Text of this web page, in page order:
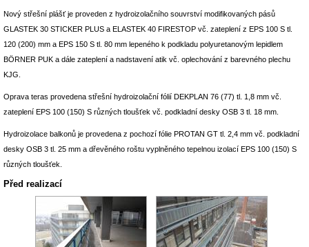
Nový střešní plášť je proveden z hydroizolačního souvrství modifikovaných pásů
GLASTEK 30 STICKER PLUS a ELASTEK 40 FIRESTOP vč. zateplení z EPS 100 S tl.
120 (200) mm a EPS 150 S tl. 80 mm lepeného k podkladu polyuretanovým lepidlem
BÖRNER PUK a dále zateplení a nadstavení atik vč. oplechování z barevného plechu
KJG.
Oprava teras provedena střešní hydroizolační fólií DEKPLAN 76 (77) tl. 1,8 mm vč.
zateplení EPS 100 (150) S různých tloušťek vč. podkladní desky OSB 3 tl. 18 mm.
Hydroizolace balkonů je provedena z pochozí fólie PROTAN GT tl. 2,4 mm vč. podkladní
desky OSB 3 tl. 25 mm a dřevěného roštu vyplněného tepelnou izolací EPS 100 (150) S
různých tloušťek.
Před realizací